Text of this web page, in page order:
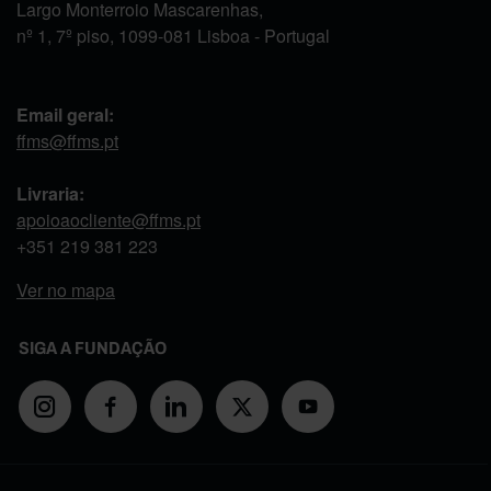
Largo Monterroio Mascarenhas,
nº 1, 7º piso, 1099-081 Lisboa - Portugal
Email geral:
ffms@ffms.pt
Livraria:
apoioaocliente@ffms.pt
+351 219 381 223
Ver no mapa
SIGA A FUNDAÇÃO